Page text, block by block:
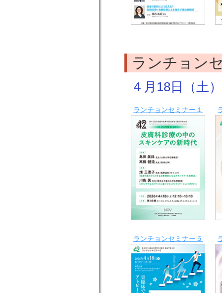
ランチョン
４月18日（土
ランチョンセミナー１
ランチョンセミナー５